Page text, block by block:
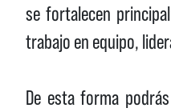
se fortalecen
trabajo en equipo,
De esta forma